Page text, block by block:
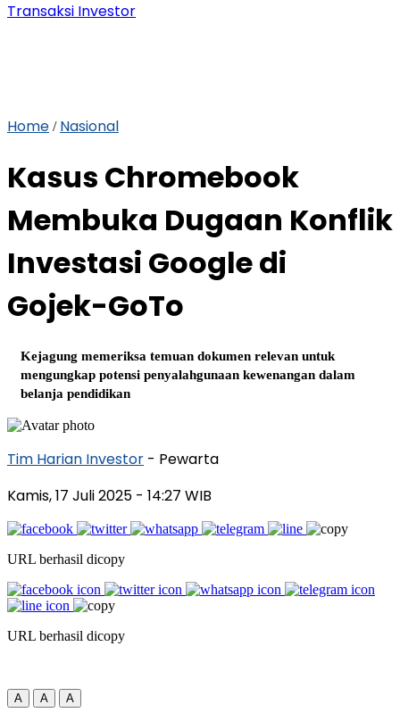
Transaksi Investor
Home / Nasional
Kasus Chromebook
Membuka Dugaan Konflik
Investasi Google di
Gojek-GoTo
Kejagung memeriksa temuan dokumen relevan untuk
mengungkap potensi penyalahgunaan kewenangan dalam
belanja pendidikan
Tim Harian Investor - Pewarta
Kamis, 17 Juli 2025 - 14:27 WIB
URL berhasil dicopy
URL berhasil dicopy
A A A